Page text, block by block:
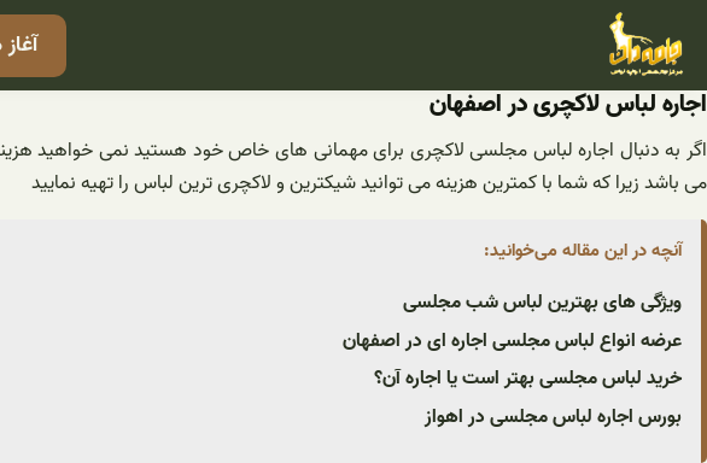
محتوا
اجاره لباس لاکچری در اصفهان
اگر به دنبال اجاره لباس مجلسی لاکچری برای مهمانی های خاص خود هستید نمی خواهید
می باشد زیرا که شما با کمترین هزینه می توانید شیکترین و لاکچری ترین لباس را تهیه نمایید
آنچه در این مقاله می‌خوانید:
ویژگی های بهترین لباس شب مجلسی
عرضه انواع لباس مجلسی اجاره ای در اصفهان
خرید لباس مجلسی بهتر است یا اجاره آن؟
بورس اجاره لباس مجلسی در اهواز